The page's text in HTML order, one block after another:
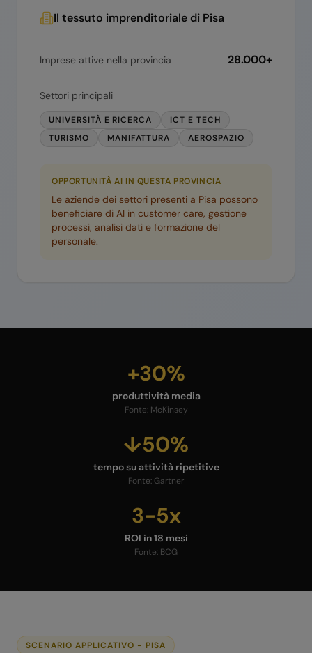
Il tessuto imprenditoriale di Pisa
Imprese attive nella provincia 28.000+
Settori principali
UNIVERSITÀ E RICERCA
ICT E TECH
TURISMO
MANIFATTURA AEROSPAZIO
OPPORTUNITÀ AI IN QUESTA PROVINCIA
Le aziende dei settori presenti a Pisa possono
beneficiare di AI in customer care, gestione
processi, analisi dati e formazione del
personale.
+30%
produttività media
Fonte: McKinsey
↓50%
tempo su attività ripetitive
Fonte: Gartner
3-5x
ROI in 18 mesi
Fonte: BCG
SCENARIO APPLICATIVO - PISA